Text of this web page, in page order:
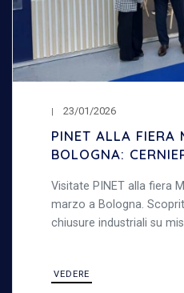
23/01/2026
PINET ALLA FIERA
BOLOGNA:
Visitate PINET alla fiera
marzo a Bologna.
chiusure industriali su
VEDERE